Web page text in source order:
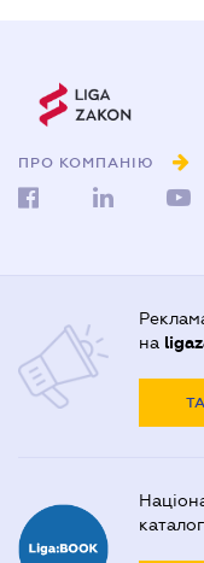
ПРО КОМПАНІЮ
на